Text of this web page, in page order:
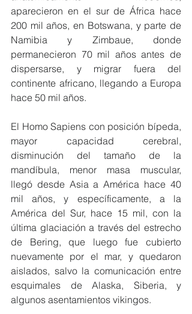
aparecieron en el sur de África hace
200 mil años, en Botswana, y parte de
Namibia y Zimbaue, donde
permanecieron 70 mil años antes de
dispersarse, y migrar fuera del
continente africano, llegando a Europa
hace 50 mil años.
El Homo Sapiens con posición bípeda,
mayor capacidad cerebral,
disminución del tamaño de la
mandíbula, menor masa muscular,
llegó desde Asia a América hace 40
mil años, y específicamente, a la
América del Sur, hace 15 mil, con la
última glaciación a través del estrecho
de Bering, que luego fue cubierto
nuevamente por el mar, y quedaron
aislados, salvo la comunicación entre
esquimales de Alaska, Siberia, y
algunos asentamientos vikingos.